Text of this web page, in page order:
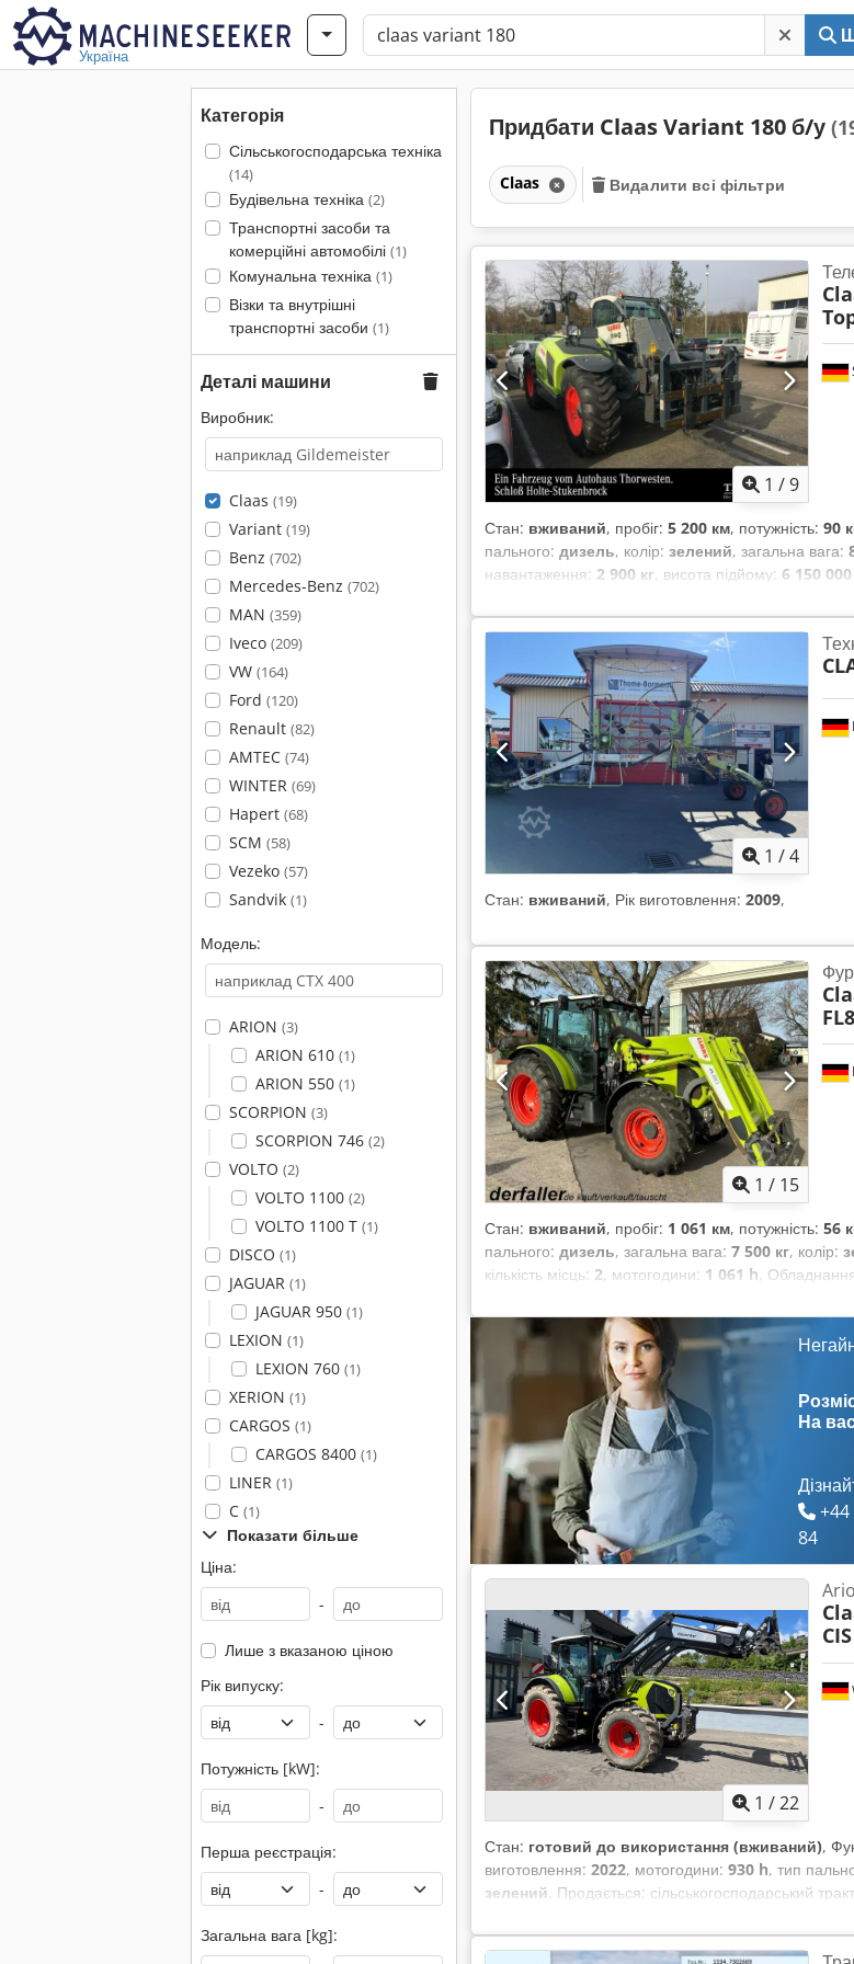
Україна
Категорія
Сільськогосподарська техніка
(14)
Будівельна техніка (2)
Транспортні засоби та
комерційні автомобілі (1)
Комунальна техніка (1)
Візки та внутрішні
транспортні засоби (1)
Деталі машини
Виробник:
Claas (19)
Variant (19)
Benz (702)
Mercedes-Benz (702)
MAN (359)
Iveco (209)
VW (164)
Ford (120)
Renault (82)
AMTEC (74)
WINTER (69)
Hapert (68)
SCM (58)
Vezeko (57)
Sandvik (1)
Модель:
ARION (3)
ARION 610 (1)
ARION 550 (1)
SCORPION (3)
SCORPION 746 (2)
VOLTO (2)
VOLTO 1100 (2)
VOLTO 1100 T (1)
DISCO (1)
JAGUAR (1)
JAGUAR 950 (1)
LEXION (1)
LEXION 760 (1)
XERION (1)
CARGOS (1)
CARGOS 8400 (1)
LINER (1)
C (1)
Показати більше
Ціна:
-
Лише з вказаною ціною
Рік випуску:
-
Потужність [kW]:
-
Перша реєстрація:
-
Загальна вага [kg]:
Придбати Claas Variant 180 б/у
Claas Видалити всі фільтри
1 /9
Стан: вживаний, пробіг: 5 200 км, потужність: 90
пального: дизель, колір: зелений, загальна вага:
навантаження: 2 900 кг, висота підйому: 6 150
1 /4
Стан: вживаний, Рік виготовлення: 2009,
1 / 15
Стан: вживаний, пробіг: 1 061 км, потужність: 56
пального: дизель, загальна вага: 7 500 кг, колір:
кількість місць: 2, мотогодини: 1 061 h,
На
84
1 /22
CIS
Стан: готовий до використання (вживаний),
виготовлення: 2022, мотогодини: 930 h, тип
зелений, Продається: сільськогосподарський
Рік виготовлення: 2022 Напрацювання: 939 годин
незначним напрацюванням, повністю справний і